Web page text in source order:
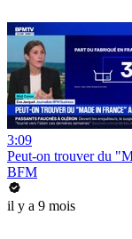
3:09
Peut-on trouver du
BFM
il y a 9 mois